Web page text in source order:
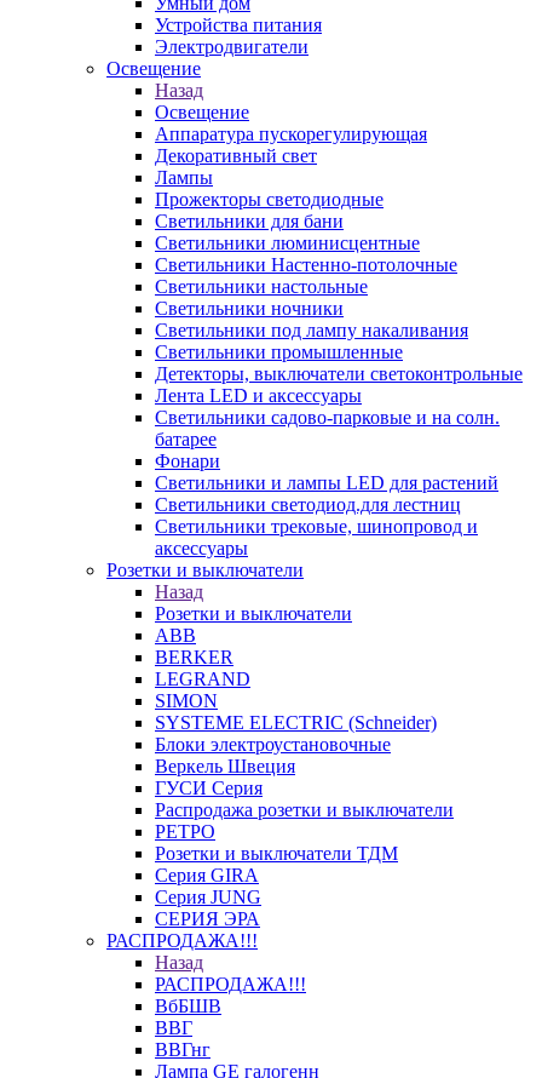
Устройства питания
Электродвигатели
Освещение
Назад
Освещение
Аппаратура пускорегулирующая
Декоративный свет
Лампы
Прожекторы светодиодные
Светильники для бани
Светильники люминисцентные
Светильники Настенно-потолочные
Светильники настольные
Светильники ночники
Светильники под лампу накаливания
Светильники промышленные
Детекторы, выключатели светоконтрольные
Лента LED и аксессуары
Светильники садово-парковые и на солн.
батарее
Фонари
Светильники и лампы LED для растений
Светильники светодиод.для лестниц
Светильники трековые, шинопровод и
аксессуары
Розетки и выключатели
Назад
Розетки и выключатели
ABB
BERKER
LEGRAND
SIMON
SYSTEME ELECTRIC (Schneider)
Блоки электроустановочные
Веркель Швеция
ГУСИ Серия
Распродажа розетки и выключатели
РЕТРО
Розетки и выключатели ТДМ
Серия GIRA
Серия JUNG
СЕРИЯ ЭРА
РАСПРОДАЖА!!!
Назад
РАСПРОДАЖА!!!
ВбБШВ
ВВГ
ВВГнг
Лампа GE галогенн